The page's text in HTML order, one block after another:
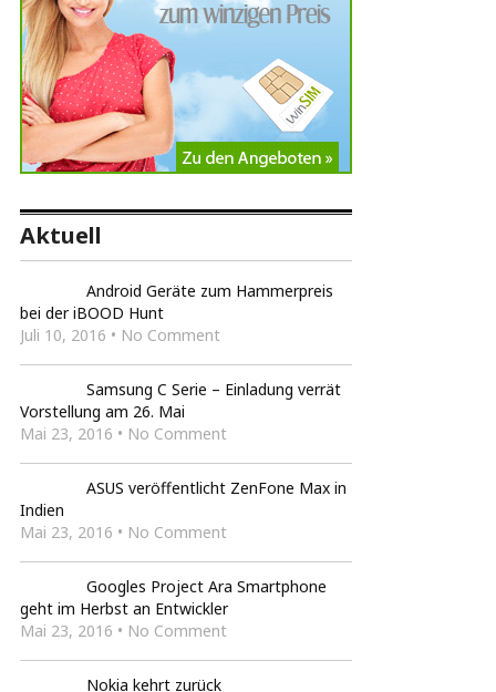
Aktuell
Android Geräte zum Hammerpreis
bei der iBOOD Hunt
Juli 10, 2016 • No Comment
Samsung C Serie – Einladung verrät
Vorstellung am 26. Mai
Mai 23, 2016 • No Comment
ASUS veröffentlicht ZenFone Max in
Indien
Mai 23, 2016 • No Comment
Googles Project Ara Smartphone
geht im Herbst an Entwickler
Mai 23, 2016 • No Comment
Nokia kehrt zurück